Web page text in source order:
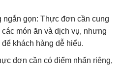
gọn: Thực đơn cần cung
món ăn và dịch vụ, nhưng
khách hàng dễ hiểu.
đơn cần có điểm nhấn riêng,